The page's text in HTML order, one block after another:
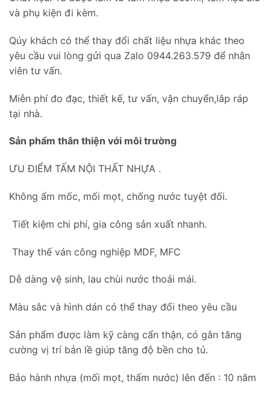
và phụ kiện đi kèm.
Qúy khách có thể thay đổi chất liệu nhựa khác theo
yêu cầu vui lòng gửi qua Zalo 0944.263.579 để nhân
viên tư vấn.
Miễn phí đo đạc, thiết kế, tư vấn, vận chuyển,lắp ráp
tại nhà.
Sản phẩm thân thiện với môi trường
ƯU ĐIỂM TẤM NỘI THẤT NHỰA .
Không ẩm mốc, mối mọt, chống nước tuyệt đối.
Tiết kiệm chi phí, gia công sản xuất nhanh.
Thay thế ván công nghiệp MDF, MFC
Dễ dàng vệ sinh, lau chùi nước thoải mái.
Màu sắc và hình dán có thể thay đổi theo yêu cầu
Sản phẩm được làm kỹ càng cẩn thận, có gắn tăng
cường vị trí bản lề giúp tăng độ bền cho tủ.
Bảo hành nhựa (mối mọt, thấm nước) lên đến : 10 năm